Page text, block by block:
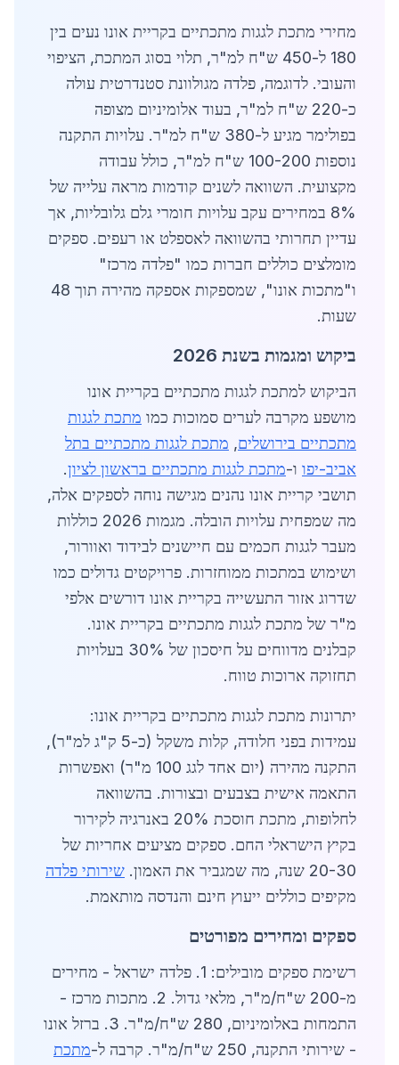
מחירי מתכת לגגות מתכתיים בקריית אונו נעים בין
180 ל-450 ש"ח למ"ר, תלוי בסוג המתכת, הציפוי
והעובי. לדוגמה, פלדה מגולוונת סטנדרטית עולה
כ-220 ש"ח למ"ר, בעוד אלומיניום מצופה
בפולימר מגיע ל-380 ש"ח למ"ר. עלויות התקנה
נוספות 100-200 ש"ח למ"ר, כולל עבודה
מקצועית. השוואה לשנים קודמות מראה עלייה של
8% במחירים עקב עלויות חומרי גלם גלובליות, אך
עדיין תחרותי בהשוואה לאספלט או רעפים. ספקים
מומלצים כוללים חברות כמו "פלדה מרכז"
ו"מתכות אונו", שמספקות אספקה מהירה תוך 48
שעות.
ביקוש ומגמות בשנת 2026
הביקוש למתכת לגגות מתכתיים בקריית אונו
מושפע מקרבה לערים סמוכות כמו מתכת לגגות
מתכתיים בירושלים, מתכת לגגות מתכתיים בתל
אביב-יפו ו-מתכת לגגות מתכתיים בראשון לציון.
תושבי קריית אונו נהנים מגישה נוחה לספקים אלה,
מה שמפחית עלויות הובלה. מגמות 2026 כוללות
מעבר לגגות חכמים עם חיישנים לבידוד ואוורור,
ושימוש במתכות ממוחזרות. פרויקטים גדולים כמו
שדרוג אזור התעשייה בקריית אונו דורשים אלפי
מ"ר של מתכת לגגות מתכתיים בקריית אונו.
קבלנים מדווחים על חיסכון של 30% בעלויות
תחזוקה ארוכות טווח.
יתרונות מתכת לגגות מתכתיים בקריית אונו:
עמידות בפני חלודה, קלות משקל (כ-5 ק"ג למ"ר),
התקנה מהירה (יום אחד לגג 100 מ"ר) ואפשרות
התאמה אישית בצבעים ובצורות. בהשוואה
לחלופות, מתכת חוסכת 20% באנרגיה לקירור
בקיץ הישראלי החם. ספקים מציעים אחריות של
20-30 שנה, מה שמגביר את האמון.
שירותי פלדה
מקיפים כוללים ייעוץ חינם והנדסה מותאמת.
ספקים ומחירים מפורטים
רשימת ספקים מובילים: 1. פלדה ישראל - מחירים
מ-200 ש"ח/מ"ר, מלאי גדול. 2. מתכות מרכז -
התמחות באלומיניום, 280 ש"ח/מ"ר. 3. ברזל אונו
- שירותי התקנה, 250 ש"ח/מ"ר. קרבה ל-
מתכת